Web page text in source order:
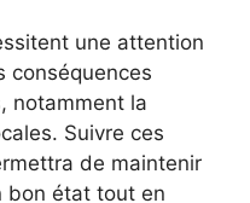
une attention
conséquences
notamment la
Suivre ces
de maintenir
bon état tout en